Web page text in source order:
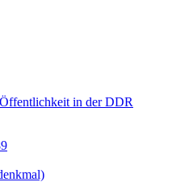
in der DDR